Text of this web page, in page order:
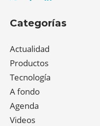
Categorías
Actualidad
Productos
Tecnología
A fondo
Agenda
Videos